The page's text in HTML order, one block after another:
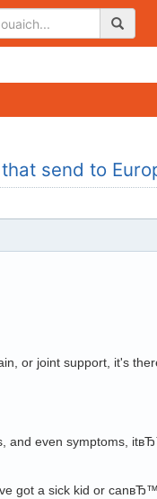
send to
or joint support, it's
and even symptoms,
got a sick kid or